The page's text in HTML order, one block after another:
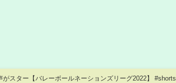
がスター【バレーボールネーションズリーグ2022】 #shorts